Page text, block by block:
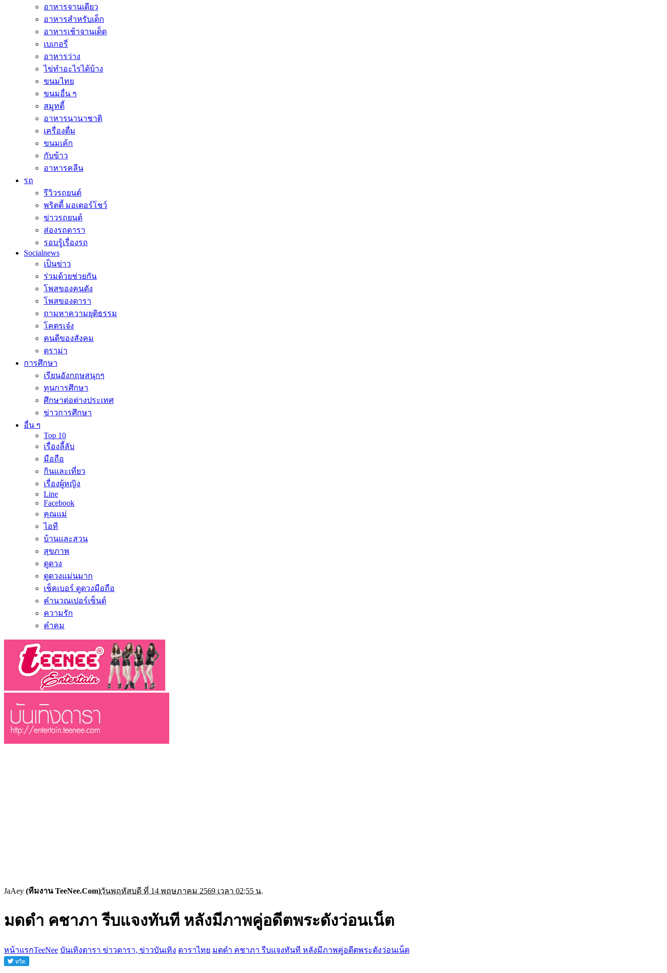
อาหารจานเดียว
อาหารสำหรับเด็ก
อาหารเช้าจานเด็ด
เบเกอรี่
อาหารว่าง
ไข่ทำอะไรได้บ้าง
ขนมไทย
ขนมอื่น ๆ
สมูทตี้
อาหารนานาชาติ
เครื่องดื่ม
ขนมเค้ก
กับข้าว
อาหารคลีน
รถ
รีวิวรถยนต์
พริตตี้ มอเตอร์โชว์
ข่าวรถยนต์
ส่องรถดารา
รอบรู้เรื่องรถ
Socialnews
เป็นข่าว
ร่วมด้วยช่วยกัน
โพสของคนดัง
โพสของดารา
ถามหาความยุติธรรม
โคตรเจ๋ง
คนดีของสังคม
ดราม่า
การศึกษา
เรียนอังกฤษสนุกๆ
ทุนการศึกษา
ศึกษาต่อต่างประเทศ
ข่าวการศึกษา
อื่น ๆ
Top 10
เรื่องลี้ลับ
มือถือ
กินและเที่ยว
เรื่องผู้หญิง
Line
Facebook
คุณแม่
ไอที
บ้านและสวน
สุขภาพ
ดูดวง
ดูดวงแม่นมาก
เช็คเบอร์ ดูดวงมือถือ
คำนวณเปอร์เซ็นต์
ความรัก
คำคม
JaAey (ทีมงาน TeeNee.Com)วันพฤหัสบดี ที่ 14 พฤษภาคม 2569 เวลา 02:55 น.
มดดำ คชาภา รีบแจงทันที หลังมีภาพคู่อดีตพระดังว่อนเน็ต
หน้าแรกTeeNee บันเทิงดารา ข่าวดารา, ข่าวบันเทิง ดาราไทย มดดำ คชาภา รีบแจงทันที หลังมีภาพคู่อดีตพระดังว่อนเน็ต